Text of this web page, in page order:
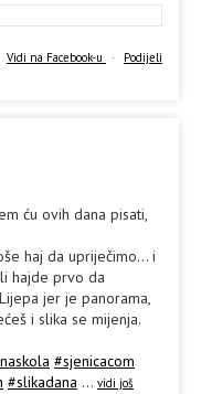
Vidi na Facebook-u · Podijeli
ću ovih dana pisati,
haj da upriječimo... i
hajde prvo da
jer je panorama,
i slika se mijenja.
#sjenicacom
#slikadana ... vidi još